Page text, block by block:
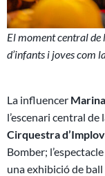
El moment central
d’infants i joves com
La influencer
l’escenari central
Cirquestra
Bomber; l’espectacle
una exhibició de ball